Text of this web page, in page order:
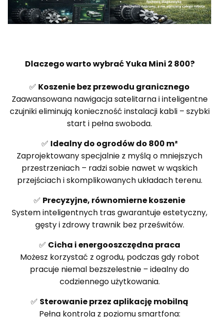
Dlaczego warto wybrać Yuka Mini 2 800?
✅ Koszenie bez przewodu granicznego
Zaawansowana nawigacja satelitarna i inteligentne
czujniki eliminują konieczność instalacji kabli – szybki
start i pełna swoboda.
✅ Idealny do ogrodów do 800 m²
Zaprojektowany specjalnie z myślą o mniejszych
przestrzeniach – radzi sobie nawet w wąskich
przejściach i skomplikowanych układach terenu.
✅ Precyzyjne, równomierne koszenie
System inteligentnych tras gwarantuje estetyczny,
gęsty i zdrowy trawnik bez prześwitów.
✅ Cicha i energooszczędna praca
Możesz korzystać z ogrodu, podczas gdy robot
pracuje niemal bezszelestnie – idealny do
codziennego użytkowania.
✅ Sterowanie przez aplikację mobilną
Pełna kontrola z poziomu smartfona: